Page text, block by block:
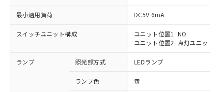
最小適用負荷 DC5V 6mA
スイッチユニット構成
ユニット位置1: NO
ユニット位置2: 点灯ユニット
ランプ 照光部方式 LEDランプ
ランプ色 黄